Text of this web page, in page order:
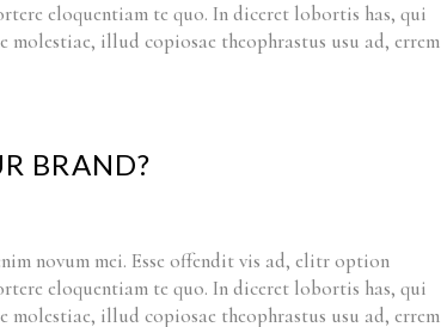
eloquentiam te quo. In diceret lobortis has, qui
illud copiosae theophrastus usu ad, errem
BRAND?
novum mei. Esse offendit vis ad, elitr option
eloquentiam te quo. In diceret lobortis has, qui
illud copiosae theophrastus usu ad, errem